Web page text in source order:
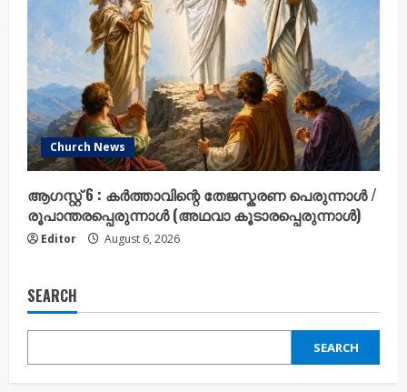
Church News
ആഗസ്റ്റ് 6 : കർത്താവിന്റെ തേജസ്കരണ പെരുന്നാൾ /
രൂപാന്തരപ്പെരുന്നാൾ (അഥവാ കൂടാരപ്പെരുന്നാൾ)
Editor August 6, 2026
SEARCH
SEARCH